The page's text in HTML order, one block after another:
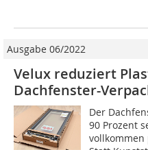
Ausgabe 06/2022
Velux reduziert
Dachfenster-
Der
90 Prozent
vollkommen